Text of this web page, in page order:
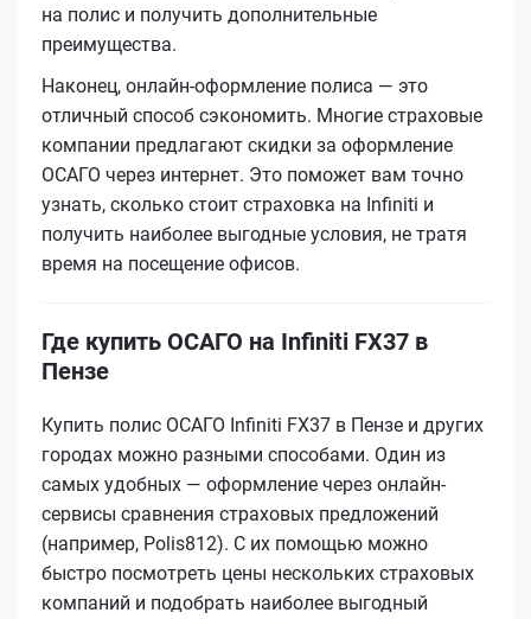
на полис и получить дополнительные
преимущества.
Наконец, онлайн-оформление полиса — это
отличный способ сэкономить. Многие страховые
компании предлагают скидки за оформление
ОСАГО через интернет. Это поможет вам точно
узнать, сколько стоит страховка на Infiniti и
получить наиболее выгодные условия, не тратя
время на посещение офисов.
Где купить ОСАГО на Infiniti FX37 в
Пензе
Купить полис ОСАГО Infiniti FX37 в Пензе и других
городах можно разными способами. Один из
самых удобных — оформление через онлайн-
сервисы сравнения страховых предложений
(например, Polis812). С их помощью можно
быстро посмотреть цены нескольких страховых
компаний и подобрать наиболее выгодный